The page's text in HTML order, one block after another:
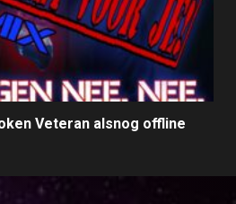
Veteran alsnog offline